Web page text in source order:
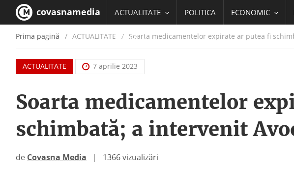
covasnamedia ACTUALITATE POLITICA ECONOMIC
EDUCATIE
Prima pagină ACTUALITATE / Soarta medicamentelor expirate ar putea fi
ACTUALITATE 7 aprilie 2023
Soarta medicamentelor
schimbată; a intervenit
de Covasna Media | 1366 vizualizări